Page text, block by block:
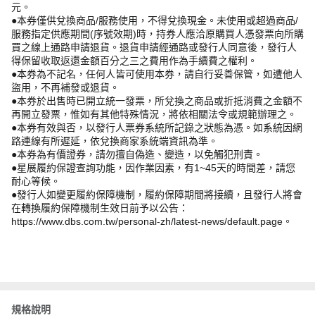
元。
●本券僅供兌換商品/服務使用，不得兌換現金。未使用或超過商品/
服務指定供應期間(序號效期)時，持券人應洽原購買人憑發票向所購
買之線上通路申請退貨。退貨申請經通路或發行人同意後，發行人
得保留收取返還金額百分之三之費用作為手續費之權利。
●本券為不記名，任何人皆可使用本券，請自行妥善保管，如遭他人
盜用，不再補發或退貨。
●本券於出售時已開立統一發票，所兌換之商品或折抵消費之金額不
再開立發票，惟如有其他特殊情況，將依相關法令或規範辦理之。
●本券有效與否，以發行人票券系統所記錄之狀態為憑。如系統因網
路連線有所遲延，依兌換商家系統端資訊為準。
●本券為有價證券，請勿擅自偽造、變造，以免觸犯刑責。
●星展履約保證查詢功能，因作業因素，有1~45天的時間差，請您
耐心等候。
●發行人如變更履約保障機制，履約保障期間將接續，且發行人將會
在轉換履約保障機制生效日前予以公告：
https://www.dbs.com.tw/personal-zh/latest-news/default.page。
規格說明